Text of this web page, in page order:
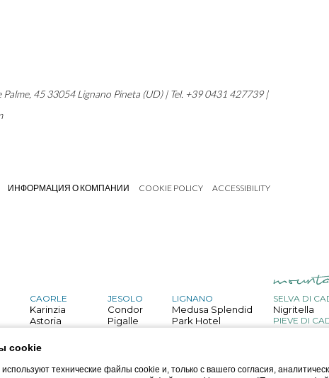
Palme, 45 33054 Lignano Pineta (UD) | Tel. +39 0431 427739 |
ИНФОРМАЦИЯ О КОМПАНИИ COOKIE POLICY ACCESSIBILITY
CAORLE
Karinzia
Astoria
San Giorgio
GRADO
Villa d'Este
JESOLO
Condor
Pigalle
Capitol
LIGNANO
Medusa Splendid
Park Hotel
Bristol
Helvetia
SELVA DI
Nigritella
PIEVE DI
Belvedere
cookie
технические файлы cookie и, только с вашего согласия,